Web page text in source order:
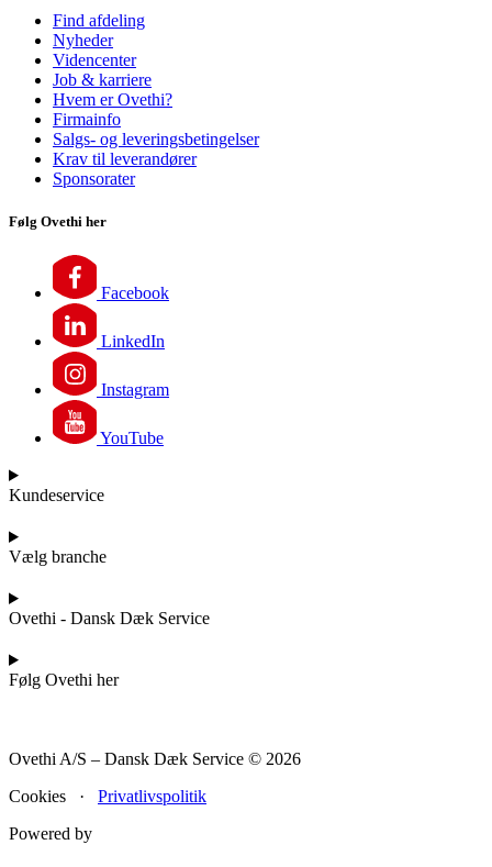
Find afdeling
Nyheder
Videncenter
Job & karriere
Hvem er Ovethi?
Firmainfo
Salgs- og leveringsbetingelser
Krav til leverandører
Sponsorater
Følg Ovethi her
Facebook
LinkedIn
Instagram
YouTube
Kundeservice
Vælg branche
Ovethi - Dansk Dæk Service
Følg Ovethi her
Ovethi A/S – Dansk Dæk Service © 2026
Cookies · Privatlivspolitik
Powered by